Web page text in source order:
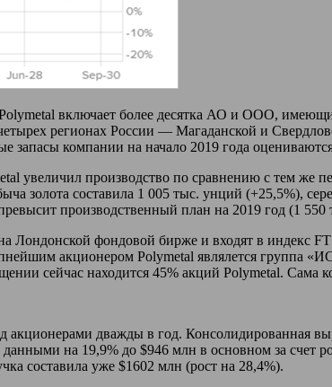
включает более десятка АО и ООО,
регионах России — Магаданской и
запасы компании на начало 2019 года
увеличил производство по сравнению с тем же
золота составила 1 005 тыс. унций (+25,5%),
производственный план на 2019 год (1
Лондонской фондовой бирже и входят в индекс
акционером Polymetal являлется группа
сейчас находится 45% акций Polymetal. Сама
акционерами дважды в год. Консолидированная
на 19,9% до $946 млн в основном за счет
составила уже $1602 млн (рост на 28,4%).